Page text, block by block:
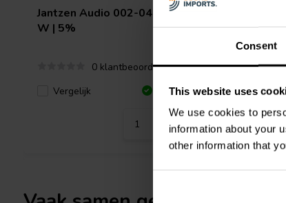
Consent
This website uses
We use cookies to
information about your
other information that
Jantzen Audio 002-0495 | 36 Ω | 10
W | 5%
0 klantbeoordelingen
Vergelijk
6 Op voorraad
W |